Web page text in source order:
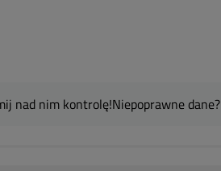
nad nim kontrolę!Niepoprawne dane?